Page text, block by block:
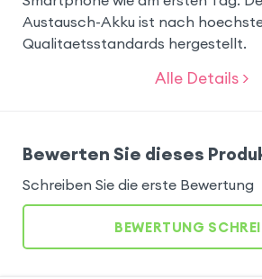
Austausch-Akku ist nach
Qualitaetsstandards hergestellt.
Alle Details >
Bewerten Sie dieses
Schreiben Sie die erste Bewertung
BEWERTUNG